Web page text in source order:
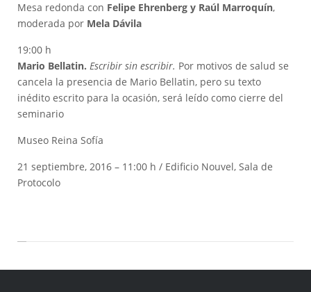
Mesa redonda con Felipe Ehrenberg y Raúl Marroquín,
moderada por Mela Dávila
19:00 h
Mario Bellatin. Escribir sin escribir. Por motivos de salud se
cancela la presencia de Mario Bellatin, pero su texto
inédito escrito para la ocasión, será leído como cierre del
seminario
Museo Reina Sofía
21 septiembre, 2016 – 11:00 h / Edificio Nouvel, Sala de
Protocolo